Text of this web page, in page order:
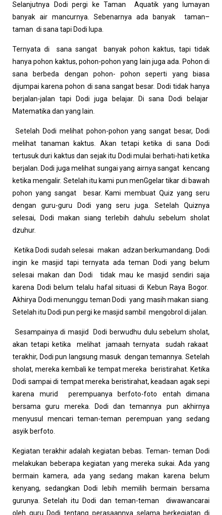
Selanjutnya Dodi pergi ke Taman Aquatik yang lumayan
banyak air mancurnya. Sebenarnya ada banyak taman–
taman di sana tapi Dodi lupa.
Ternyata di sana sangat banyak pohon kaktus, tapi tidak
hanya pohon kaktus, pohon-pohon yang lain juga ada. Pohon di
sana berbeda dengan pohon- pohon seperti yang biasa
dijumpai karena pohon di sana sangat besar. Dodi tidak hanya
berjalan-jalan tapi Dodi juga belajar. Di sana Dodi belajar
Matematika dan yang lain.
Setelah Dodi melihat pohon-pohon yang sangat besar, Dodi
melihat tanaman kaktus. Akan tetapi ketika di sana Dodi
tertusuk duri kaktus dan sejak itu Dodi mulai berhati-hati ketika
berjalan. Dodi juga melihat sungai yang airnya sangat kencang
ketika mengalir. Setelah itu kami pun menGgelar tikar di bawah
pohon yang sangat besar. Kami membuat Quiz yang seru
dengan guru-guru Dodi yang seru juga. Setelah Quiznya
selesai, Dodi makan siang terlebih dahulu sebelum sholat
dzuhur.
Ketika Dodi sudah selesai makan adzan berkumandang. Dodi
ingin ke masjid tapi ternyata ada teman Dodi yang belum
selesai makan dan Dodi tidak mau ke masjid sendiri saja
karena Dodi belum telalu hafal situasi di Kebun Raya Bogor.
Akhirya Dodi menunggu teman Dodi yang masih makan siang.
Setelah itu Dodi pun pergi ke masjid sambil mengobrol di jalan.
Sesampainya di masjid Dodi berwudhu dulu sebelum sholat,
akan tetapi ketika melihat jamaah ternyata sudah rakaat
terakhir, Dodi pun langsung masuk dengan temannya. Setelah
sholat, mereka kembali ke tempat mereka beristirahat. Ketika
Dodi sampai di tempat mereka beristirahat, keadaan agak sepi
karena murid perempuanya berfoto-foto entah dimana
bersama guru mereka. Dodi dan temannya pun akhirnya
menyusul mencari teman-teman perempuan yang sedang
asyik berfoto.
Kegiatan terakhir adalah kegiatan bebas. Teman- teman Dodi
melakukan beberapa kegiatan yang mereka sukai. Ada yang
bermain kamera, ada yang sedang makan karena belum
kenyang, sedangkan Dodi lebih memilih bermain bersama
gurunya. Setelah itu Dodi dan teman-teman diwawancarai
oleh guru Dodi tentang perasaannya selama berkegiatan di